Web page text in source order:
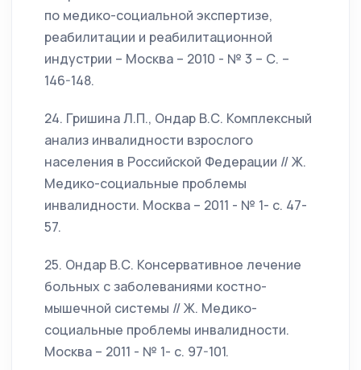
по медико-социальной экспертизе,
реабилитации и реабилитационной
индустрии – Москва – 2010 - № 3 – С. –
146-148.
24. Гришина Л.П., Ондар В.С. Комплексный
анализ инвалидности взрослого
населения в Российской Федерации // Ж.
Медико-социальные проблемы
инвалидности. Москва – 2011 - № 1- с. 47-
57.
25. Ондар В.С. Консервативное лечение
больных с заболеваниями костно-
мышечной системы // Ж. Медико-
социальные проблемы инвалидности.
Москва – 2011 - № 1- с. 97-101.